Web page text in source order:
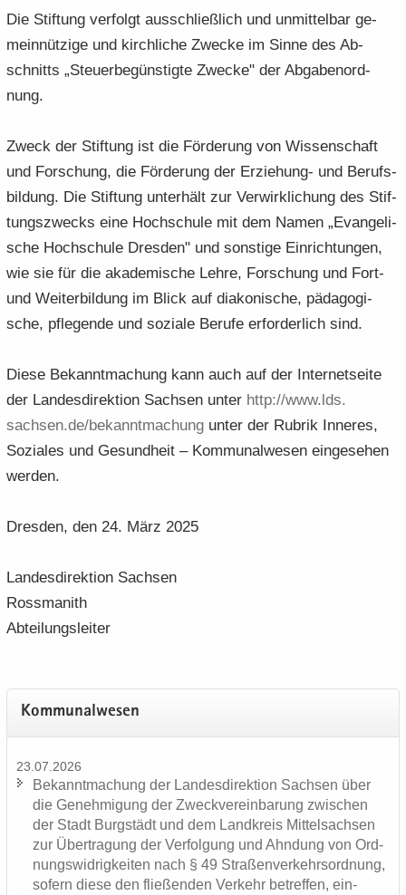
Die Stif­tung ver­folgt aus­schließ­lich und un­mit­tel­bar ge­
mein­nüt­zi­ge und kirch­li­che Zwe­cke im Sinne des Ab­
schnitts „Steu­er­be­güns­tig­te Zwe­cke" der Ab­ga­ben­ord­
nung.
Zweck der Stif­tung ist die För­de­rung von Wis­sen­schaft
und For­schung, die För­de­rung der Erziehung-​ und Be­rufs­
bil­dung. Die Stif­tung un­ter­hält zur Ver­wirk­li­chung des Stif­
tungs­zwecks eine Hoch­schu­le mit dem Namen „Evan­ge­li­
sche Hoch­schu­le Dres­den" und sons­ti­ge Ein­rich­tun­gen,
wie sie für die aka­de­mi­sche Lehre, For­schung und Fort-
und Wei­ter­bil­dung im Blick auf dia­ko­ni­sche, päd­ago­gi­
sche, pfle­gen­de und so­zia­le Be­ru­fe er­for­der­lich sind.
Diese Be­kannt­ma­chung kann auch auf der In­ter­net­sei­te
der Lan­des­di­rek­ti­on Sach­sen unter http:/​/​www.​lds.​
sachsen.​de/​bekanntmachung unter der Ru­brik In­ne­res,
So­zia­les und Ge­sund­heit – Kom­mu­nal­we­sen ein­ge­se­hen
wer­den.
Dres­den, den 24. März 2025
Lan­des­di­rek­ti­on Sach­sen
Ross­ma­nith
Ab­tei­lungs­lei­ter
Kom­mu­nal­we­sen
23.07.2026
Be­kannt­ma­chung der Lan­des­di­rek­ti­on Sach­sen über
die Ge­neh­mi­gung der Zweck­ver­ein­ba­rung zwi­schen
der Stadt Burg­städt und dem Land­kreis Mit­tel­sach­sen
zur Über­tra­gung der Ver­fol­gung und Ahn­dung von Ord­
nungs­wid­rig­kei­ten nach § 49 Stra­ßen­ver­kehrs­ord­nung,
so­fern diese den flie­ßen­den Ver­kehr be­tref­fen, ein­